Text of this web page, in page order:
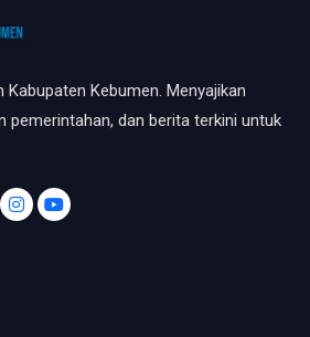
Kebumen. Menyajikan
pemerintahan, dan berita terkini untuk